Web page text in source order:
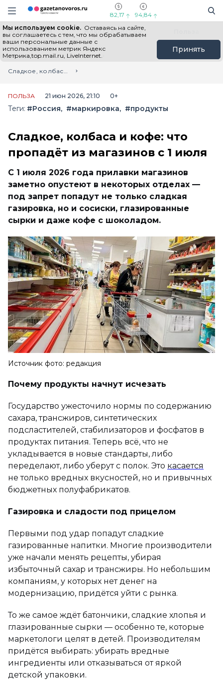
Информационный портал "ГазетаНоворос.ру"
Навигация сайта
82,17 94,84
Мы используем cookie. Оставаясь на сайте,
вы соглашаетесь с тем, что мы обрабатываем
ваши персональные данные с
использованием метрик Яндекс
Метрика,top.mail.ru, LiveInternet.
Принять
Все новости Новости России
Главная
Лента новостей
Сладкое, колбаса и кофе: что пропадёт из магазинов с 1 июля
ПОЛЬЗА 21 июн 2026, 21:10 0+
Теги: #Россия #маркировка #продукты
Сладкое, колбаса и кофе: что
пропадёт из магазинов с 1 июля
С 1 июля 2026 года прилавки магазинов
заметно опустеют в некоторых отделах —
под запрет попадут не только сладкая
газировка, но и сосиски, глазированные
сырки и даже кофе с шоколадом.
Источник фото: редакция
Почему продукты начнут исчезать
Государство ужесточило нормы по содержанию
сахара, трансжиров, синтетических
подсластителей, стабилизаторов и фосфатов в
продуктах питания. Теперь всё, что не
укладывается в новые стандарты, либо
переделают, либо уберут с полок. Это касается
не только вредных вкусностей, но и привычных
бюджетных полуфабрикатов.
Газировка и сладости под прицелом
Первыми под удар попадут сладкие
газированные напитки. Многие производители
уже начали менять рецепты, убирая
избыточный сахар и трансжиры. Но небольшим
компаниям, у которых нет денег на
модернизацию, придётся уйти с рынка.
То же самое ждёт батончики, сладкие хлопья и
глазированные сырки — особенно те, которые
маркетологи целят в детей. Производителям
придётся выбирать: убирать вредные
ингредиенты или отказываться от яркой
детской упаковки.